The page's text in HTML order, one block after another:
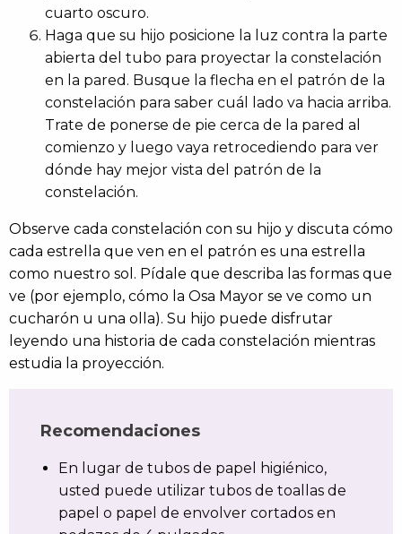
cuarto oscuro.
Haga que su hijo posicione la luz contra la parte
abierta del tubo para proyectar la constelación
en la pared. Busque la flecha en el patrón de la
constelación para saber cuál lado va hacia arriba.
Trate de ponerse de pie cerca de la pared al
comienzo y luego vaya retrocediendo para ver
dónde hay mejor vista del patrón de la
constelación.
Observe cada constelación con su hijo y discuta cómo
cada estrella que ven en el patrón es una estrella
como nuestro sol. Pídale que describa las formas que
ve (por ejemplo, cómo la Osa Mayor se ve como un
cucharón u una olla). Su hijo puede disfrutar
leyendo una historia de cada constelación mientras
estudia la proyección.
Recomendaciones
En lugar de tubos de papel higiénico,
usted puede utilizar tubos de toallas de
papel o papel de envolver cortados en